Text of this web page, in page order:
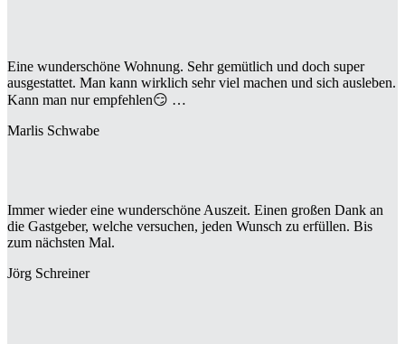
Eine wunderschöne Wohnung. Sehr gemütlich und doch super
ausgestattet. Man kann wirklich sehr viel machen und sich ausleben.
Kann man nur empfehlen😏 …
Marlis Schwabe
Immer wieder eine wunderschöne Auszeit. Einen großen Dank an
die Gastgeber, welche versuchen, jeden Wunsch zu erfüllen. Bis
zum nächsten Mal.
Jörg Schreiner